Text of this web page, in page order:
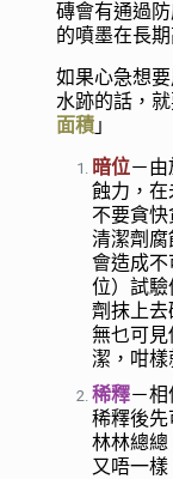
磚會有通過
的噴墨在長
如果心急想
水跡的話，
面積」
暗位－由
蝕力，在
不要貪
清潔劑腐
會造成不
位）試驗
劑抹上去
無乜可見
潔，咁樣
稀釋－相
稀釋後先
林林總總
又唔一樣